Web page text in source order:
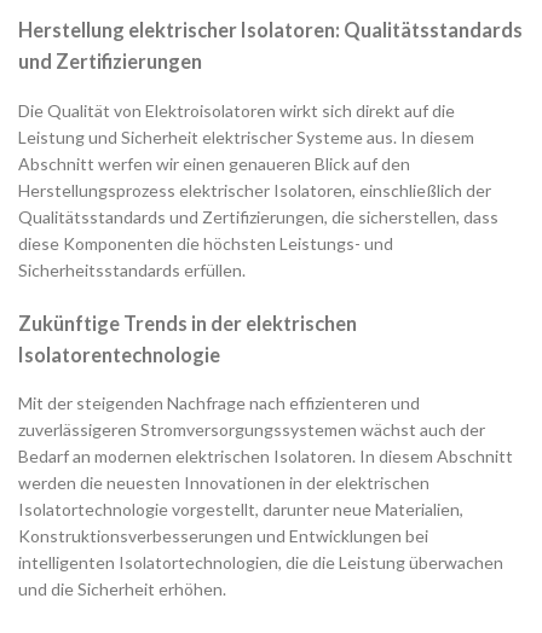
Herstellung elektrischer Isolatoren: Qualitätsstandards
und Zertifizierungen
Die Qualität von Elektroisolatoren wirkt sich direkt auf die
Leistung und Sicherheit elektrischer Systeme aus. In diesem
Abschnitt werfen wir einen genaueren Blick auf den
Herstellungsprozess elektrischer Isolatoren, einschließlich der
Qualitätsstandards und Zertifizierungen, die sicherstellen, dass
diese Komponenten die höchsten Leistungs- und
Sicherheitsstandards erfüllen.
Zukünftige Trends in der elektrischen
Isolatorentechnologie
Mit der steigenden Nachfrage nach effizienteren und
zuverlässigeren Stromversorgungssystemen wächst auch der
Bedarf an modernen elektrischen Isolatoren. In diesem Abschnitt
werden die neuesten Innovationen in der elektrischen
Isolatortechnologie vorgestellt, darunter neue Materialien,
Konstruktionsverbesserungen und Entwicklungen bei
intelligenten Isolatortechnologien, die die Leistung überwachen
und die Sicherheit erhöhen.